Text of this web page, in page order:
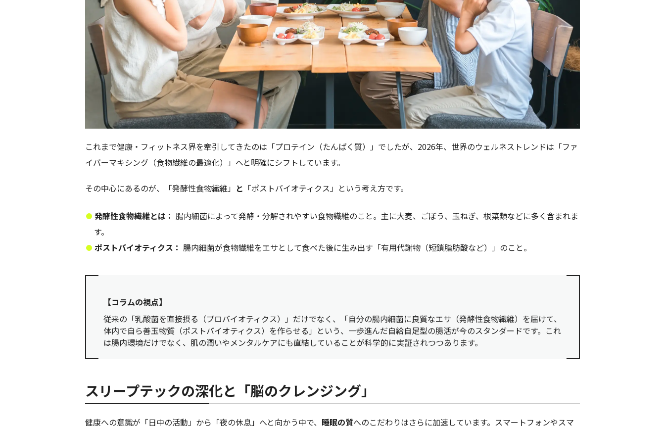
これまで健康・フィットネス界を牽引してきたのは「プロテイン（たんぱく質）」でしたが、2026年、世界のウェルネストレンドは「ファ
イバーマキシング（食物繊維の最適化）」へと明確にシフトしています。
その中心にあるのが、「発酵性食物繊維」 と 「ポストバイオティクス」という考え方です。
発酵性食物繊維とは： 腸内細菌によって発酵・分解されやすい食物繊維のこと。主に大麦、ごぼう、玉ねぎ、根菜類などに多く含まれま
す。
ポストバイオティクス： 腸内細菌が食物繊維をエサとして食べた後に生み出す「有用代謝物（短鎖脂肪酸など）」のこと。
【コラムの視点】
従来の「乳酸菌を直接摂る（プロバイオティクス）」だけでなく、「自分の腸内細菌に良質なエサ（発酵性食物繊維）を届けて、
体内で自ら善玉物質（ポストバイオティクス）を作らせる」という、一歩進んだ自給自足型の腸活が今のスタンダードです。これ
は腸内環境だけでなく、肌の潤いやメンタルケアにも直結していることが科学的に実証されつつあります。
スリープテックの深化と「脳のクレンジング」
健康への意識が「日中の活動」から「夜の休息」へと向かう中で、 睡眠の質へのこだわりはさらに加速しています。スマートフォンやスマ